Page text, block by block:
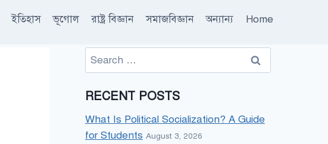
ইতিহাস ভূগোল রাষ্ট্র বিজ্ঞান সমাজবিজ্ঞান অন্যান্য Home
Search
for:
RECENT POSTS
What Is Political Socialization? A Guide
for Students August 3, 2026